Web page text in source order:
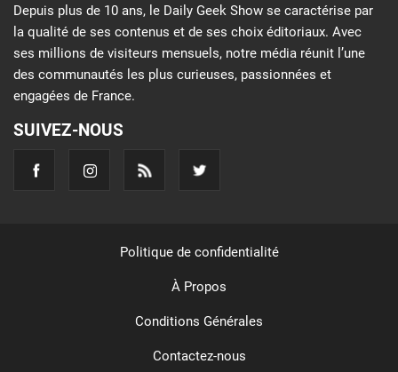
Depuis plus de 10 ans, le Daily Geek Show se caractérise par
la qualité de ses contenus et de ses choix éditoriaux. Avec
ses millions de visiteurs mensuels, notre média réunit l’une
des communautés les plus curieuses, passionnées et
engagées de France.
SUIVEZ-NOUS
Politique de confidentialité
À Propos
Conditions Générales
Contactez-nous